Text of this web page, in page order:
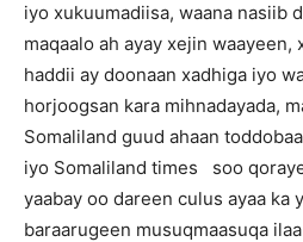
iyo xukuumadiisa, waana nasiib
maqaalo ah ayay xejin
haddii ay doonaan xadhiga iyo
horjoogsan kara mihnadayada,
Somaliland guud ahaan
iyo Somaliland times soo
yaabay oo dareen culus ayaa ka
baraarugeen musuqmaasuqa